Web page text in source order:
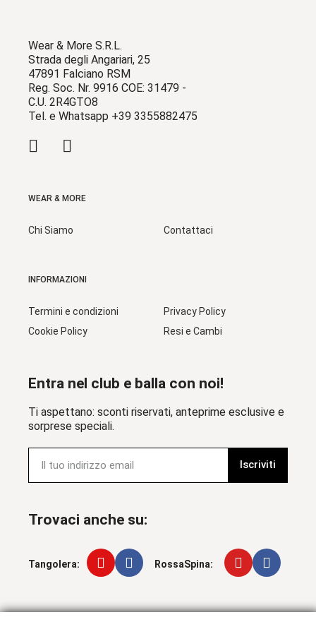
Wear & More S.R.L.
Strada degli Angariari, 25
47891 Falciano RSM
Reg. Soc. Nr. 9916 COE: 31479 -
C.U. 2R4GTO8
Tel. e Whatsapp +39 3355882475
WEAR & MORE
Chi Siamo Contattaci
INFORMAZIONI
Termini e condizioni
Cookie Policy
Privacy Policy
Resi e Cambi
Entra nel club e balla con noi!
Ti aspettano: sconti riservati, anteprime esclusive e
sorprese speciali.
Iscriviti
Trovaci anche su:
Tangolera: RossaSpina: